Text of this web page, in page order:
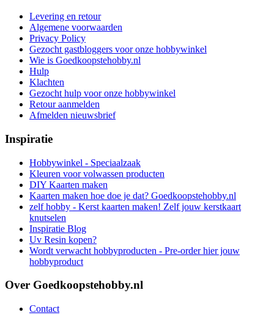
Levering en retour
Algemene voorwaarden
Privacy Policy
Gezocht gastbloggers voor onze hobbywinkel
Wie is Goedkoopstehobby.nl
Hulp
Klachten
Gezocht hulp voor onze hobbywinkel
Retour aanmelden
Afmelden nieuwsbrief
Inspiratie
Hobbywinkel - Speciaalzaak
Kleuren voor volwassen producten
DIY Kaarten maken
Kaarten maken hoe doe je dat? Goedkoopstehobby.nl
zelf hobby - Kerst kaarten maken! Zelf jouw kerstkaart
knutselen
Inspiratie Blog
Uv Resin kopen?
Wordt verwacht hobbyproducten - Pre-order hier jouw
hobbyproduct
Over Goedkoopstehobby.nl
Contact